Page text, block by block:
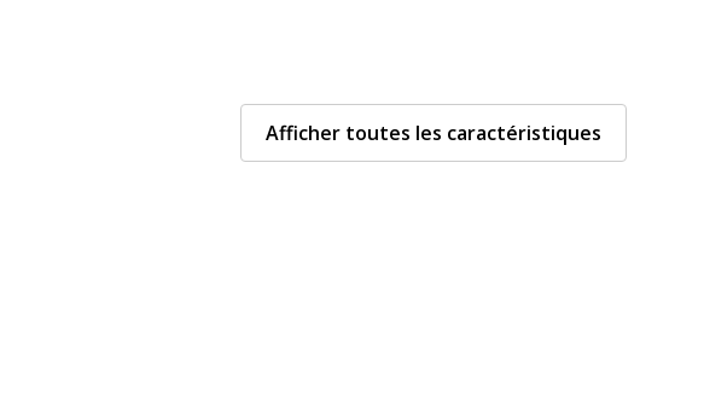
Caractéristiques
Afficher toutes les caractéristiques